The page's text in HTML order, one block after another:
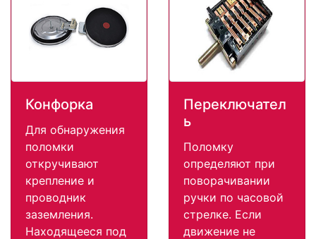
Конфорка
Для обнаружения
поломки
откручивают
крепление и
проводник
заземления.
Находящееся под
Переключател
ь
Поломку
определяют при
поворачивании
ручки по часовой
стрелке. Если
движение не